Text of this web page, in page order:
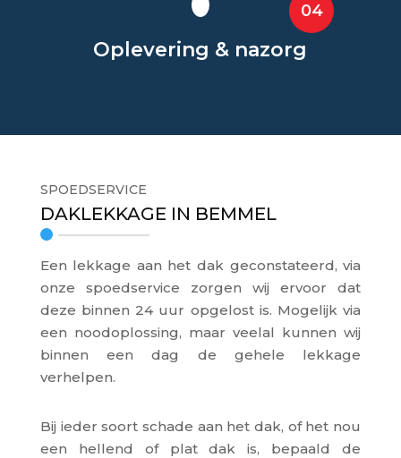
04
Oplevering & nazorg
SPOEDSERVICE
DAKLEKKAGE IN BEMMEL
Een lekkage aan het dak geconstateerd, via
onze spoedservice zorgen wij ervoor dat
deze binnen 24 uur opgelost is. Mogelijk via
een noodoplossing, maar veelal kunnen wij
binnen een dag de gehele lekkage
verhelpen.
Bij ieder soort schade aan het dak, of het nou
een hellend of plat dak is, bepaald de